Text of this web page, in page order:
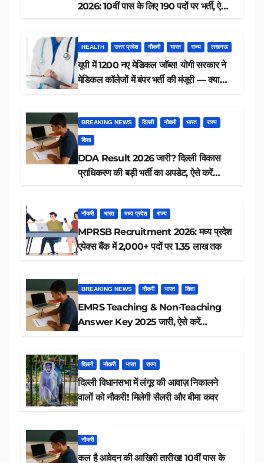
2026: 10वीं पास के लिए 190 पदों पर भर्ती, ऐसे
HEALTH उत्तर प्रदेश नौकरी भारत राज्य लखनऊ
यूपी में 1200 नए मेडिकल जॉब्स! योगी सरकार ने
मेडिकल कॉलेजों में बंपर भर्ती की मंजूरी — क्या
BREAKING NEWS दिल्ली नौकरी भारत राज्य
शिक्षा
DDA Result 2026 जारी? दिल्ली विकास
प्राधिकरण की बड़ी भर्ती का अपडेट, ऐसे करें
नौकरी भारत मध्य प्रदेश राज्य
MPRSB Recruitment 2026: मध्य प्रदेश
एपेक्स बैंक में 2,000+ पदों पर 1.35 लाख तक
BREAKING NEWS नौकरी भारत शिक्षा
EMRS Teaching & Non-Teaching
Answer Key 2025 जारी, ऐसे करें
दिल्ली नौकरी भारत राज्य
दिल्ली विधानसभा में लंगूर की आवाज़ निकालने
वालों को नौकरी! मिलेगी सैलरी और बीमा कवर
नौकरी
कल है आवेदन की आखिरी तारीख! 10वीं पास के